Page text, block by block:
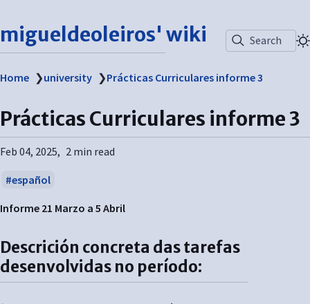
migueldeoleiros' wiki Search
Home ❯university ❯Prácticas Curriculares informe 3
Prácticas Curriculares informe 3
Feb 04, 2025 2 min read
español
Informe 21 Marzo a 5 Abril
Descrición concreta das tarefas
desenvolvidas no período: